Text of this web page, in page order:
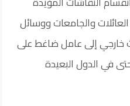
والجامعات ووسائل
خارجي إلى عامل ضاغط على
في الدول البعيدة